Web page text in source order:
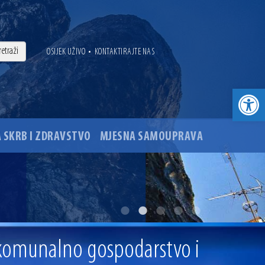
OSIJEK UŽIVO • KONTAKTIRAJTE NAS
SKRB I ZDRAVSTVO MJESNA SAMOUPRAVA
glavnog osječkog Trga Ante Starčevića
gospodarstvo i